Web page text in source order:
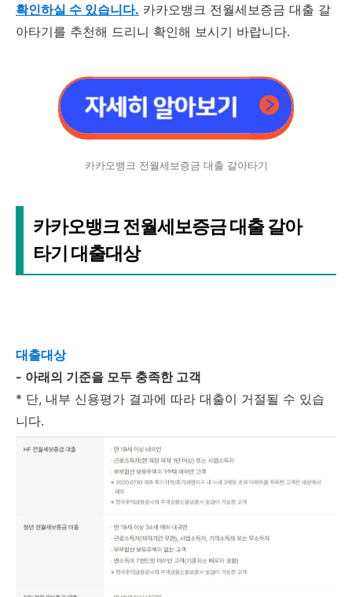
확인하실 수 있습니다. 카카오뱅크 전월세보증금 대출 갈
아타기를 추천해 드리니 확인해 보시기 바랍니다.
카카오뱅크 전월세보증금 대출 갈아타기
카카오뱅크 전월세보증금 대출 갈아
타기 대출대상
대출대상
- 아래의 기준을 모두 충족한 고객
* 단, 내부 신용평가 결과에 따라 대출이 거절될 수 있습
니다.